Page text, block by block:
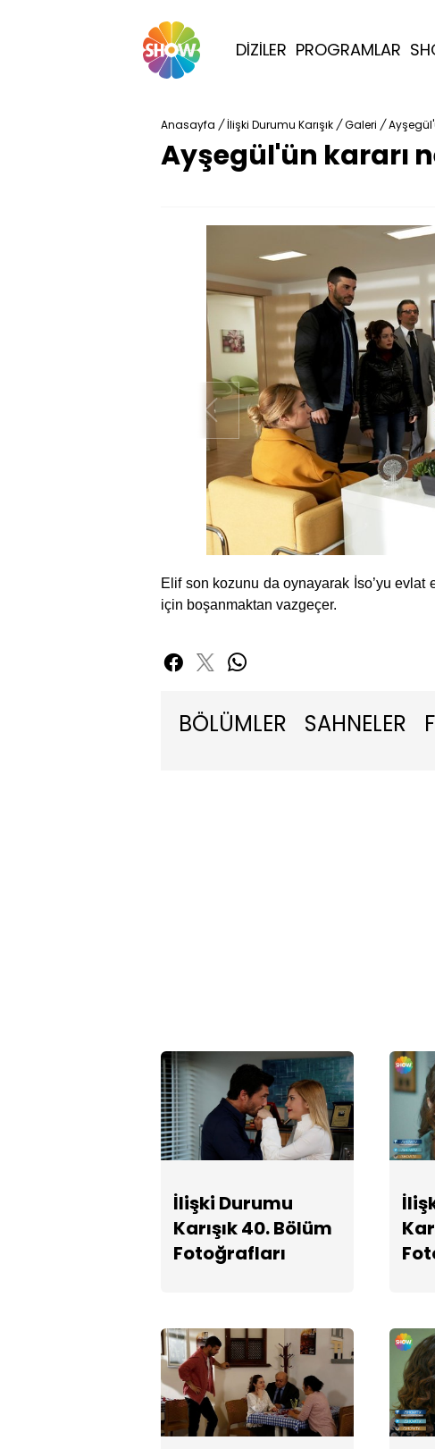
DİZİLER PROGRAMLAR
Anasayfa / İlişki Durumu Karışık / Galeri /
Ayşegül'ün kararı
Elif son kozunu da oynayarak İso’yu evlat
için boşanmaktan vazgeçer.
BÖLÜMLER SAHNELER
İlişki Durumu
Karışık 40. Bölüm
Fotoğrafları